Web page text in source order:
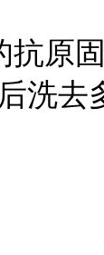
抗原
洗去